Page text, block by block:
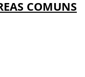
COMUNS